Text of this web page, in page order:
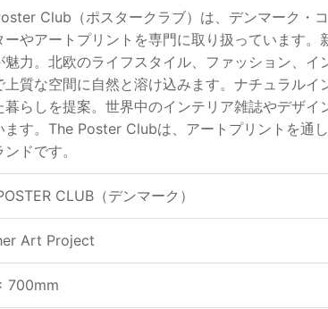
Club（ポスタークラブ）は、デンマーク・
ーやアートプリントを専門に取り扱っています
魅力。北欧のライフスタイル、ファッション、
上質な空間に自然と溶け込みます。ナチュラル
暮らしを提案。世界中のインテリア雑誌やデザ
ます。The Poster Clubは、アートプリントを通
ドです。
CLUB（デンマーク）
Art Project
700mm